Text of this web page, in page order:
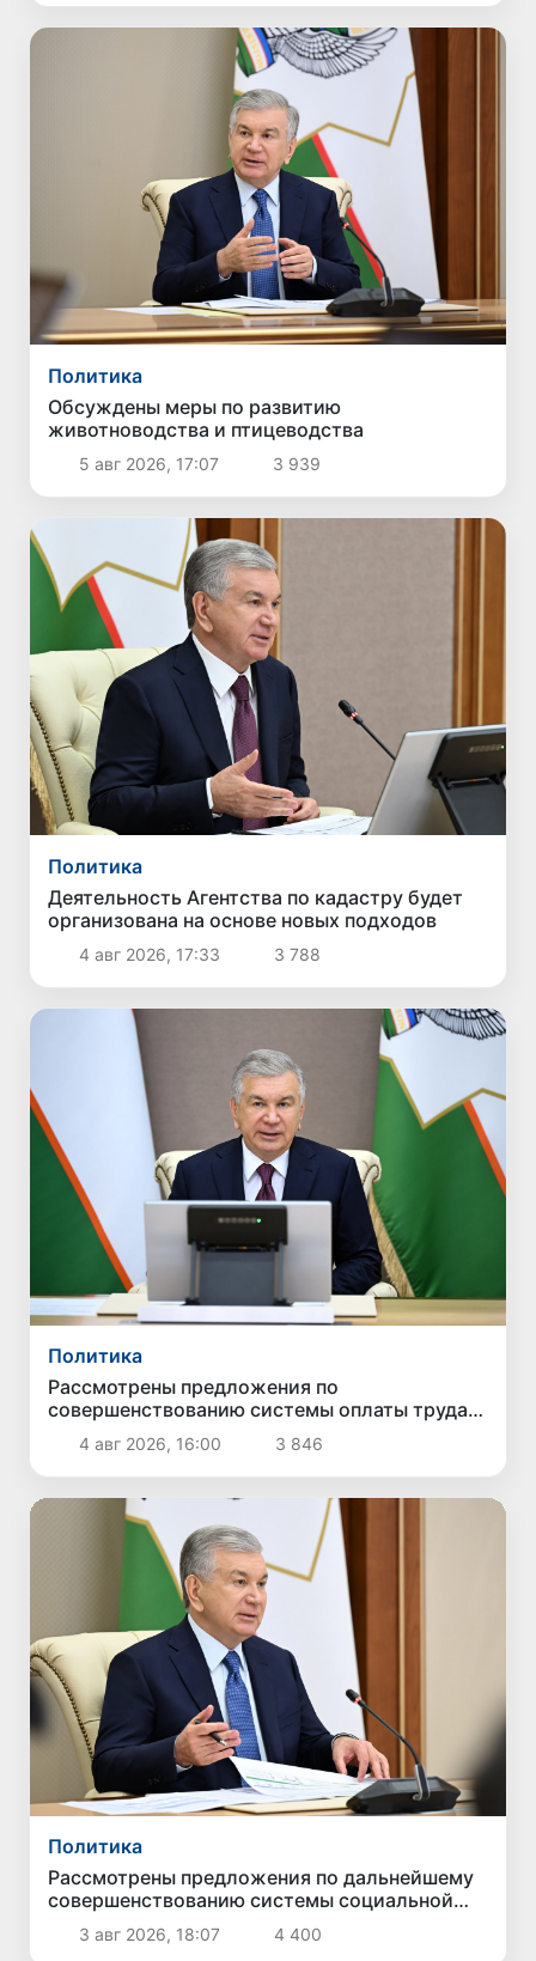
Политика
Обсуждены меры по развитию
животноводства и птицеводства
5 авг 2026, 17:07 3 939
Политика
Деятельность Агентства по кадастру будет
организована на основе новых подходов
4 авг 2026, 17:33 3 788
Политика
Рассмотрены предложения по
совершенствованию системы оплаты труда
государственных служащих
4 авг 2026, 16:00 3 846
Политика
Рассмотрены предложения по дальнейшему
совершенствованию системы социальной
защиты
3 авг 2026, 18:07 4 400